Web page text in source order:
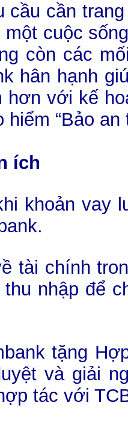
cầu cần
cuộc
còn các
hân hạnh
hơn với kế
“Bảo an
ích
khoản vay
tài chính
nhập để
tặng
và giải
tác với